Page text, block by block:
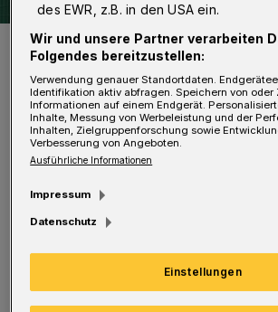
Über die Drehleiter kam die Feuerwehr schnell
Geschehens.
Foto: Christoph Petersen
Die Feuerwehr setzte zwei
Kraftfahrdrehleitern und weitere
es zügig, die Flammen zu
des EWR, z.B. in den USA ein.
Wir und unsere Partner verarbeiten
Folgendes bereitzustellen:
Verwendung genauer Standortdaten.
Identifikation aktiv abfragen. Speichern von oder
Informationen auf einem Endgerät.
Inhalte, Messung von Werbeleistung und der
Inhalten, Zielgruppenforschung sowie
Verbesserung von Angeboten.
Ausführliche Informationen
Impressum
Datenschutz
Einstellungen